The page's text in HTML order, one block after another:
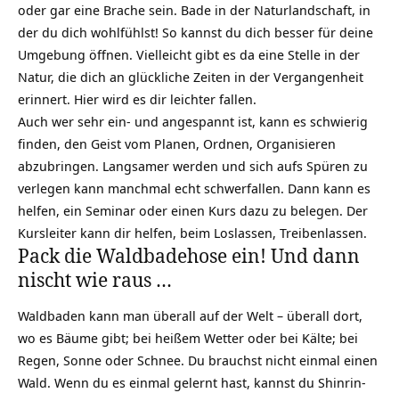
oder gar eine Brache sein. Bade in der Naturlandschaft, in
der du dich wohlfühlst! So kannst du dich besser für deine
Umgebung öffnen. Vielleicht gibt es da eine Stelle in der
Natur, die dich an glückliche Zeiten in der Vergangenheit
erinnert. Hier wird es dir leichter fallen.
Auch wer sehr ein- und angespannt ist, kann es schwierig
finden, den Geist vom Planen, Ordnen, Organisieren
abzubringen. Langsamer werden und sich aufs Spüren zu
verlegen kann manchmal echt schwerfallen. Dann kann es
helfen, ein Seminar oder einen Kurs dazu zu belegen. Der
Kursleiter kann dir helfen, beim Loslassen, Treibenlassen.
Pack die Waldbadehose ein! Und dann
nischt wie raus …
Waldbaden kann man überall auf der Welt – überall dort,
wo es Bäume gibt; bei heißem Wetter oder bei Kälte; bei
Regen, Sonne oder Schnee. Du brauchst nicht einmal einen
Wald. Wenn du es einmal gelernt hast, kannst du Shinrin-